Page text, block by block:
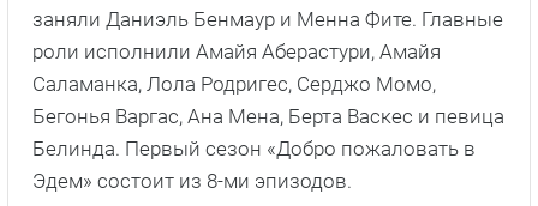
заняли Даниэль Бенмаур и Менна Фите. Главные
роли исполнили Амайя Аберастури, Амайя
Саламанка, Лола Родригес, Серджо Момо,
Бегонья Варгас, Ана Мена, Берта Васкес и певица
Белинда. Первый сезон «Добро пожаловать в
Эдем» состоит из 8-ми эпизодов.